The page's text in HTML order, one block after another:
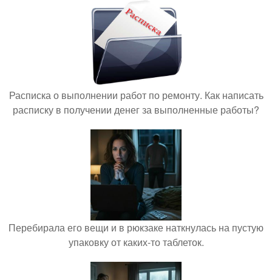
Расписка о выполнении работ по ремонту. Как написать
расписку в получении денег за выполненные работы?
Перебирала его вещи и в рюкзаке наткнулась на пустую
упаковку от каких-то таблеток.